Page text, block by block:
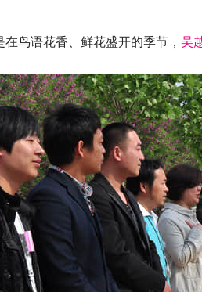
鸟语花香、鲜花盛开的季节， 吴